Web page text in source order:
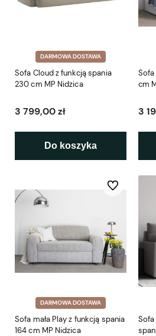
DARMOWA DOSTAWA
Sofa Cloud z funkcją spania
230 cm MP Nidzica
3 799,00 zł
Do koszyka
Sofa
cm
3
DARMOWA DOSTAWA
Sofa mała Play z funkcją spania
164 cm MP Nidzica
Do ulubionych
Sofa